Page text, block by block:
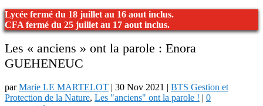
Lycée fermé du 18 juillet au 16 aout inclus.
CFA fermé du 25 juillet au 17 aout inclus.
Les « anciens » ont la parole : Enora
GUEHENEUC
parMarie LE MARTELOT | 30 Nov 2021 | BTS Gestion et
Protection de la Nature, Les "anciens" ont la parole ! | 0